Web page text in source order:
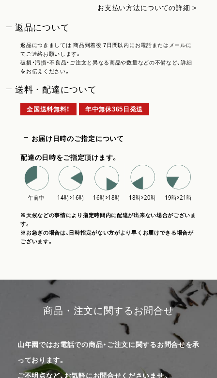
お支払い方法についての詳細 >
返品について
返品につきましては 商品到着後 7日間以内にお電話またはメールに
てご連絡お願いします。
破損・汚損・不良品・ご注文と異なる商品や数量などの不備など、詳細
をお伝えください。
送料・配達について
全国送料無料！ 年中無休365日発送
お届け日時のご指定について
配達の日時をご指定頂けます。
※天候などの事情により指定時間内に配達が出来ない場合がございま
す。
※お急ぎの場合は、日時指定がない方がより早くお届けできる場合が
ございます。
商品・注文に関するお問合せ
山年園ではお電話での商品・ご注文に関するお問合せを承
っております。
ご不明点など、お気軽にお問合せくださいませ。